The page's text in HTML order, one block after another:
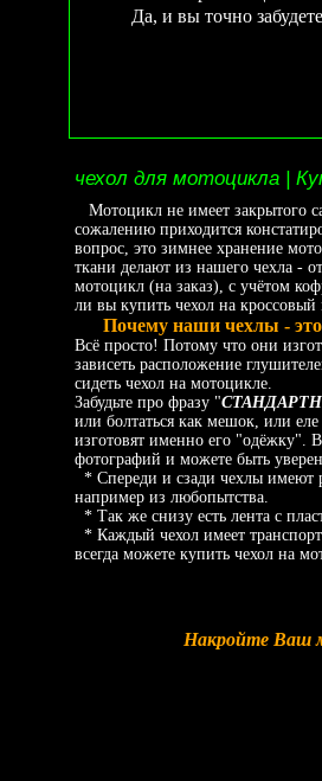
Да, и вы точно
чехол для мотоцикла |
Мотоцикл не имеет закрытого
сожалению приходится
вопрос, это зимнее хранение
ткани делают из нашего чехла -
мотоцикл (на заказ), с учётом
ли вы купить чехол на
Почему наши чехлы - это
Всё просто! Потому что они
зависеть расположение
сидеть чехол на мотоцикле.
Забудьте про фразу "
или болтаться как мешок, или
изготовят именно его "одёжку".
фотографий и можете быть
* Спереди и сзади чехлы имеют
например из любопытства.
* Так же снизу есть лента с
* Каждый чехол имеет
всегда можете купить чехол на
Накройте Ваш